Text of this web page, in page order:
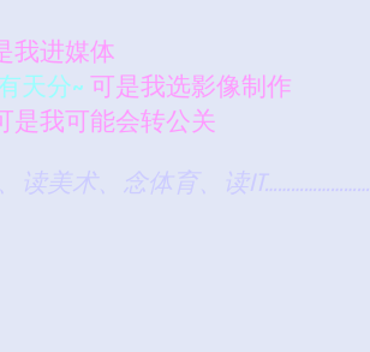
我进媒体
天分~ 可是我选影像制作
是我可能会转公关
读美术、念体育、读IT……………………